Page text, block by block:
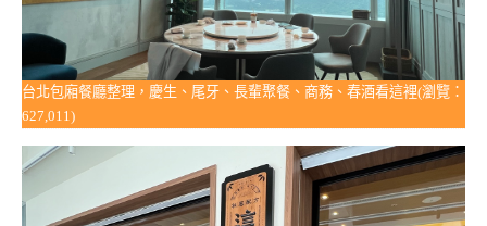
台北包廂餐廳整理，慶生、尾牙、長輩聚餐、商務、春酒看這裡(瀏覽：
627,011)